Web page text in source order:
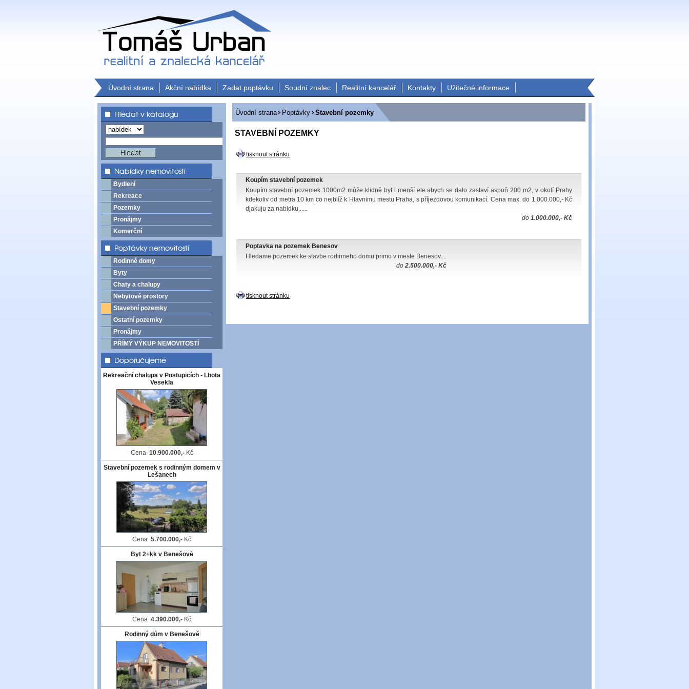
Úvodní strana Akční nabídka Zadat poptávku Soudní znalec Realitní kancelář Kontakty Užitečné informace
Bydlení
Rekreace
Pozemky
Pronájmy
Komerční
Rodinné domy
Byty
Chaty a chalupy
Nebytové prostory
Stavební pozemky
Ostatní pozemky
Pronájmy
PŘÍMÝ VÝKUP NEMOVITOSTÍ
Rekreační chalupa v Postupicích - Lhota
Vesekla
Cena 10.900.000,-Kč
Stavební pozemek s rodinným domem v
Lešanech
Cena 5.700.000,- Kč
Byt 2+kk v Benešově
Cena 4.390.000,- Kč
Rodinný dům v Benešově
Úvodní strana Poptávky Stavební pozemky
STAVEBNÍ POZEMKY
tisknout stránku
Koupím stavební pozemek
Koupím stavební pozemek 1000m2 může klidně byt i menší ele abych se dalo zastaví aspoň 200 m2, v okolí Prahy
kdekoliv od metra 10 km co nejblíž k Hlavnimu mestu Praha, s příjezdovou komunikací. Cena max. do 1.000.000,- Kč
djakuju za nabidku......
do 1.000.000,- Kč
Poptavka na pozemek Benesov
Hledame pozemek ke stavbe rodinneho domu primo v meste Benesov....
do 2.500.000,- Kč
tisknout stránku